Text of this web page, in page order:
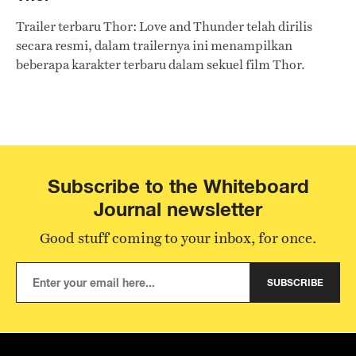
Trailer terbaru Thor: Love and Thunder telah dirilis
secara resmi, dalam trailernya ini menampilkan
beberapa karakter terbaru dalam sekuel film Thor.
Subscribe to the Whiteboard
Journal newsletter
Good stuff coming to your inbox, for once.
SUBSCRIBE